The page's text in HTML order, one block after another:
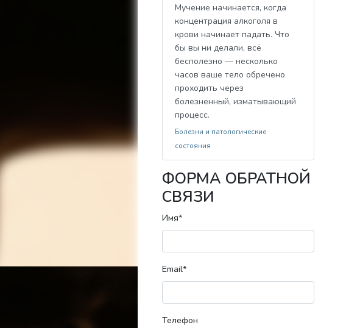
Мучение начинается, когда
концентрация алкоголя в
крови начинает падать. Что
бы вы ни делали, всё
бесполезно — несколько
часов ваше тело обречено
проходить через
болезненный, изматывающий
процесс.
Болезни и патологические
состояния
ФОРМА ОБРАТНОЙ
СВЯЗИ
Имя*
Email*
Телефон